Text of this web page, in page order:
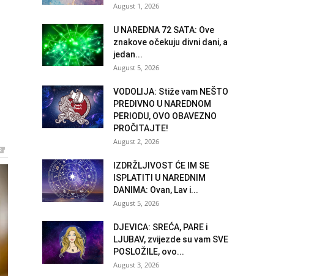
August 1, 2026
U NAREDNA 72 SATA: Ove
znakove očekuju divni dani, a
jedan...
August 5, 2026
VODOLIJA: Stiže vam NEŠTO
PREDIVNO U NAREDNOM
PERIODU, OVO OBAVEZNO
PROČITAJTE!
August 2, 2026
IZDRŽLJIVOST ĆE IM SE
ISPLATITI U NAREDNIM
DANIMA: Ovan, Lav i...
August 5, 2026
DJEVICA: SREĆA, PARE i
LJUBAV, zvijezde su vam SVE
POSLOŽILE, ovo...
August 3, 2026